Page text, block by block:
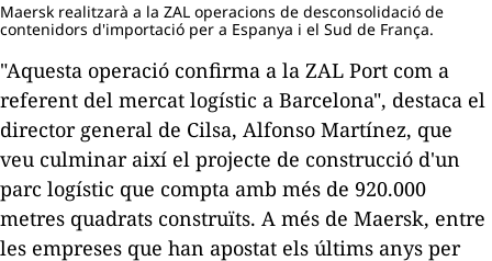
Maersk realitzarà a la ZAL operacions de desconsolidació de
contenidors d'importació per a Espanya i el Sud de França.
"Aquesta operació confirma a la ZAL Port com a
referent del mercat logístic a Barcelona", destaca el
director general de Cilsa, Alfonso Martínez, que
veu culminar així el projecte de construcció d'un
parc logístic que compta amb més de 920.000
metres quadrats construïts. A més de Maersk, entre
les empreses que han apostat els últims anys per